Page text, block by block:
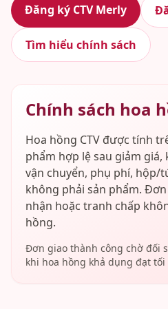
Đăng ký CTV Merly
Tìm hiểu chính sách
Chính sách hoa
Hoa hồng CTV được tính
phẩm hợp lệ sau giảm
vận chuyển, phụ phí, hộp/
không phải sản phẩm.
nhận hoặc tranh chấp
hồng.
Đơn giao thành công chờ đối
khi hoa hồng khả dụng đạt